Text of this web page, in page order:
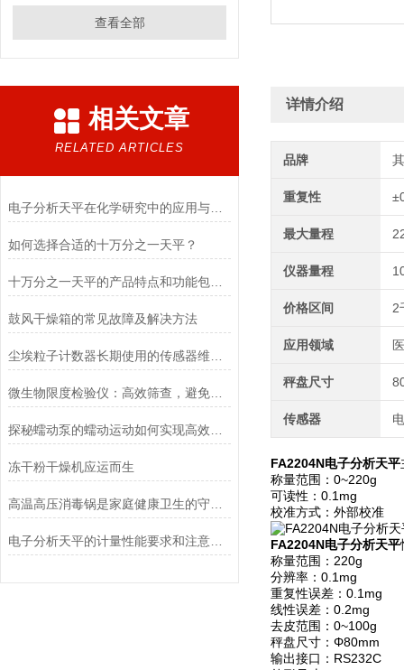
查看全部
相关文章
RELATED ARTICLES
电子分析天平在化学研究中的应用与优势说明
如何选择合适的十万分之一天平？
十万分之一天平的产品特点和功能包括哪些
鼓风干燥箱的常见故障及解决方法
微生物限度检验仪：高效筛查，避免产品微生物污染
冻干粉干燥机应运而生
电子分析天平的计量性能要求和注意事项说明
详情介绍
品牌
重复性
最大量程
仪器量程
价格区间 2
应用领域
秤盘尺寸
传感器
FA2204N电子分析天平
称量范围：0~220g
可读性：0.1mg
校准方式：外部校准
FA2204N电子分析天平
称量范围：220g
分辨率：0.1mg
重复性误差：0.1mg
线性误差：0.2mg
去皮范围：0~100g
秤盘尺寸：Φ80mm
输出接口：RS232C